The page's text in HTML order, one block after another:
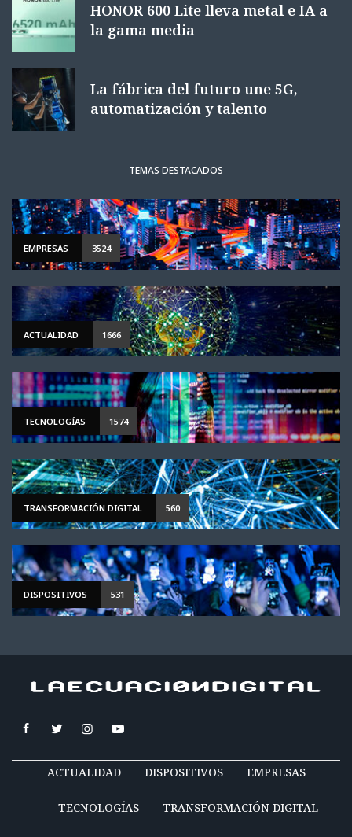
HONOR 600 Lite lleva metal e IA a
la gama media
La fábrica del futuro une 5G,
automatización y talento
TEMAS DESTACADOS
EMPRESAS 3524
ACTUALIDAD 1666
TECNOLOGÍAS 1574
TRANSFORMACIÓN DIGITAL 560
DISPOSITIVOS 531
ACTUALIDAD DISPOSITIVOS EMPRESAS
TECNOLOGÍAS TRANSFORMACIÓN DIGITAL